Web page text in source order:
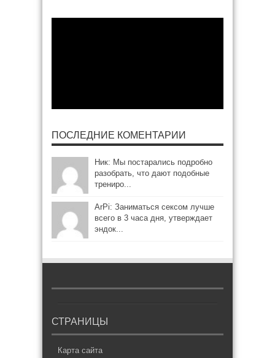
ПОСЛЕДНИЕ КОМЕНТАРИИ
Ник: Мы постарались подробно
разобрать, что дают подобные
трениро...
ArPi: Заниматься сексом лучше
всего в 3 часа дня, утверждает
эндок...
СТРАНИЦЫ
Карта сайта